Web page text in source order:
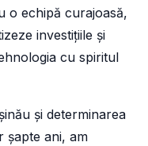
o echipă curajoasă,
investițiile și
cu spiritul
și determinarea
șapte ani, am